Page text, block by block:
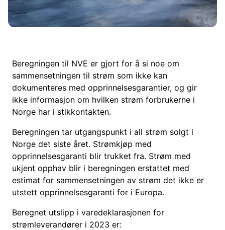
Beregningen til NVE er gjort for å si noe om
sammensetningen til strøm som ikke kan
dokumenteres med opprinnelsesgarantier, og gir
ikke informasjon om hvilken strøm forbrukerne i
Norge har i stikkontakten.
Beregningen tar utgangspunkt i all strøm solgt i
Norge det siste året. Strømkjøp med
opprinnelsesgaranti blir trukket fra. Strøm med
ukjent opphav blir i beregningen erstattet med
estimat for sammensetningen av strøm det ikke er
utstett opprinnelsesgaranti for i Europa.
Beregnet utslipp i varedeklarasjonen for
strømleverandører i 2023 er: